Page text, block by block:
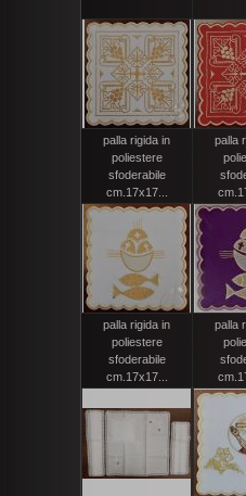
palla rigida in
poliestere
sfoderabile
cm.17x17...
palla
palla rigida in
poliestere
sfoderabile
cm.17x17...
palla